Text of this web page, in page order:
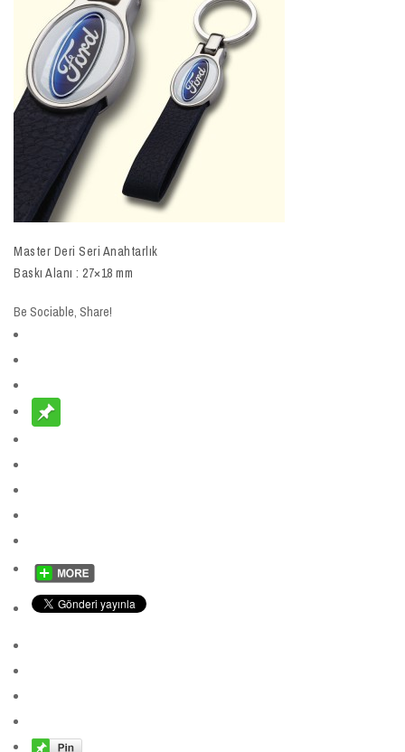
Master Deri Seri Anahtarlık
Baskı Alanı : 27×18 mm
Be Sociable, Share!